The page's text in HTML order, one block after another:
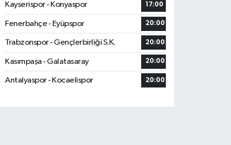
Kayserispor - Konyaspor
17:00
Fenerbahçe - Eyüpspor 20:00
Trabzonspor - Gençlerbirliği S.K. 20:00
Kasımpaşa - Galatasaray 20:00
Antalyaspor - Kocaelispor 20:00